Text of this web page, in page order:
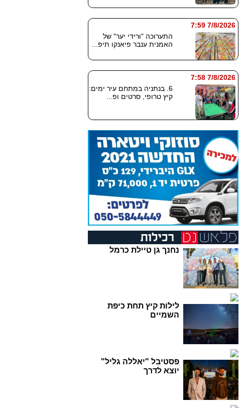
7/8/2026 7:59
התערוכה "ורידי יער" של
האמנית ענבר פיאנקו תיפ...
7/8/2026 7:58
6. בנתניה במתחם עיר ימים:
קיץ טרופי, סרטים ופ...
נחנך גן טיילת כרמל
לילות קיץ תחת כיפת
השמיים
פסטיבל "יאללה גליל"
יוצא לדרך